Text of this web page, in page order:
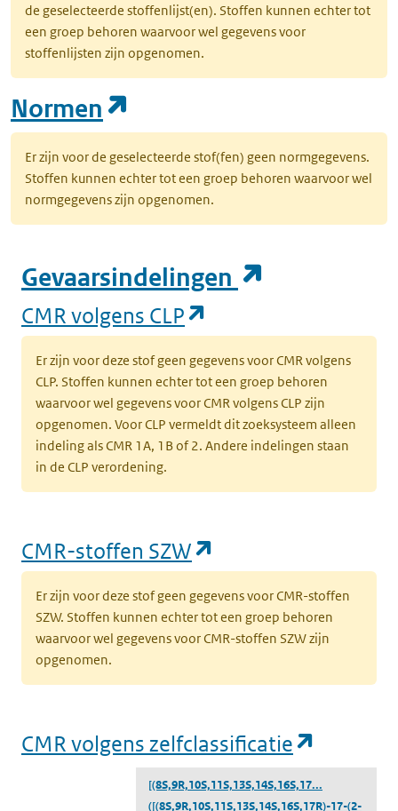
de geselecteerde stoffenlijst(en). Stoffen kunnen echter tot
een groep behoren waarvoor wel gegevens voor
stoffenlijsten zijn opgenomen.
Normen
Er zijn voor de geselecteerde stof(fen) geen normgegevens.
Stoffen kunnen echter tot een groep behoren waarvoor wel
normgegevens zijn opgenomen.
Gevaarsindelingen
CMR volgens CLP
Er zijn voor deze stof geen gegevens voor CMR volgens
CLP. Stoffen kunnen echter tot een groep behoren
waarvoor wel gegevens voor CMR volgens CLP zijn
opgenomen. Voor CLP vermeldt dit zoeksysteem alleen
indeling als CMR 1A, 1B of 2. Andere indelingen staan
in de CLP verordening.
CMR-stoffen SZW
Er zijn voor deze stof geen gegevens voor CMR-stoffen
SZW. Stoffen kunnen echter tot een groep behoren
waarvoor wel gegevens voor CMR-stoffen SZW zijn
opgenomen.
CMR volgens zelfclassificatie
[(8S,9R,10S,11S,13S,14S,16S,17...
([(8S,9R,10S,11S,13S,14S,16S,17R)-17-(2-